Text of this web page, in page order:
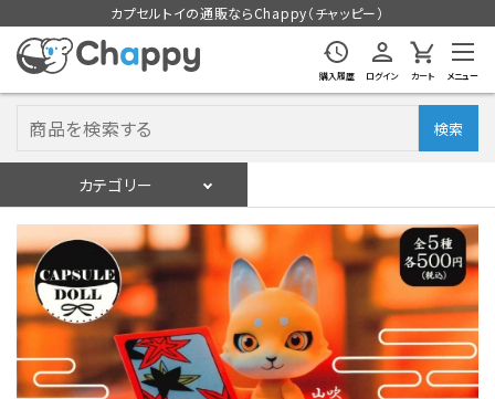
カプセルトイの通販ならChappy（チャッピー）
購入履歴 ログイン カート メニュー
検索
カテゴリー
ログイン 会員登録
入荷スケジュールをチェック
カプセルトイマシン本体